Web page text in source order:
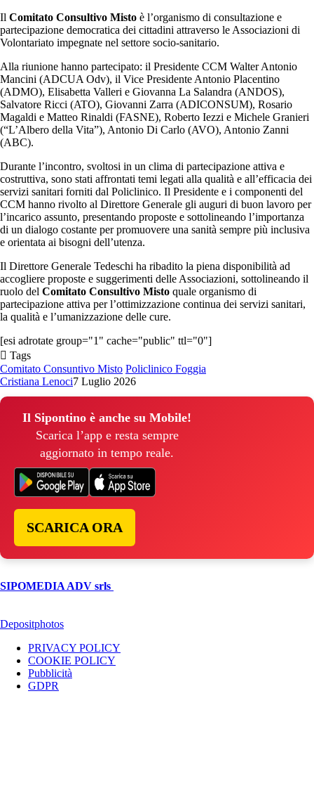
Il Comitato Consultivo Misto è l’organismo di consultazione e
partecipazione democratica dei cittadini attraverso le Associazioni di
Volontariato impegnate nel settore socio-sanitario.
Alla riunione hanno partecipato: il Presidente CCM Walter Antonio
Mancini (ADCUA Odv), il Vice Presidente Antonio Placentino
(ADMO), Elisabetta Valleri e Giovanna La Salandra (ANDOS),
Salvatore Ricci (ATO), Giovanni Zarra (ADICONSUM), Rosario
Magaldi e Matteo Rinaldi (FASNE), Roberto Iezzi e Michele Granieri
(“L’Albero della Vita”), Antonio Di Carlo (AVO), Antonio Zanni
(ABC).
Durante l’incontro, svoltosi in un clima di partecipazione attiva e
costruttiva, sono stati affrontati temi legati alla qualità e all’efficacia dei
servizi sanitari forniti dal Policlinico. Il Presidente e i componenti del
CCM hanno rivolto al Direttore Generale gli auguri di buon lavoro per
l’incarico assunto, presentando proposte e sottolineando l’importanza
di un dialogo costante per promuovere una sanità sempre più inclusiva
e orientata ai bisogni dell’utenza.
Il Direttore Generale Tedeschi ha ribadito la piena disponibilità ad
accogliere proposte e suggerimenti delle Associazioni, sottolineando il
ruolo del Comitato Consultivo Misto quale organismo di
partecipazione attiva per l’ottimizzazione continua dei servizi sanitari,
la qualità e l’umanizzazione delle cure.
[esi adrotate group="1" cache="public" ttl="0"]
Tags
Comitato Consuntivo Misto Policlinico Foggia
Cristiana Lenoci7 Luglio 2026
Il Sipontino è anche su Mobile!
Scarica l’app e resta sempre
aggiornato in tempo reale.
SCARICA ORA
SIPOMEDIA ADV srls
Depositphotos
PRIVACY POLICY
COOKIE POLICY
Pubblicità
GDPR